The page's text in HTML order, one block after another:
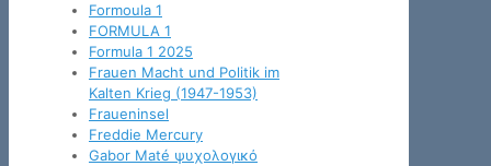
Formoula 1
FORMULA 1
Formula 1 2025
Frauen Macht und Politik im
Kalten Krieg (1947-1953)
Fraueninsel
Freddie Mercury
Gabor Maté ψυχολογικό